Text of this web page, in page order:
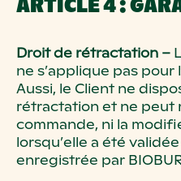
Droit de rétractation –
ne s’applique pas
Aussi, le Client ne
rétractation et ne peut
commande, ni la
lorsqu’elle a été
enregistrée par